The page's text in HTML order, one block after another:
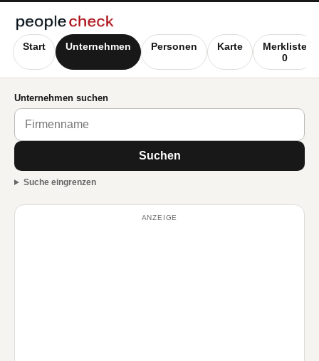
Start Unternehmen Personen Karte
Merkliste
0
Unternehmen suchen
Suchen
Suche eingrenzen
ANZEIGE